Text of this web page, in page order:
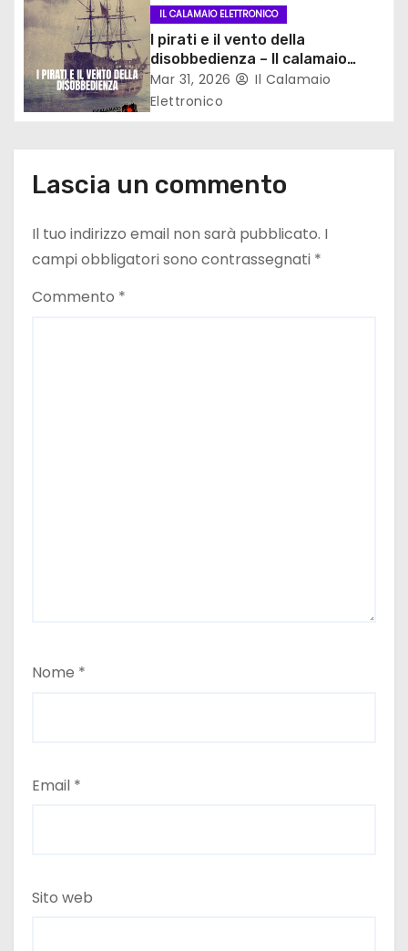
l
i
IL CALAMAIO ELETTRONICO
I pirati e il vento della
disobbedienza – Il calamaio
elettronico
Mar 31, 2026
Il Calamaio
Elettronico
Lascia un commento
Il tuo indirizzo email non sarà pubblicato. I
campi obbligatori sono contrassegnati *
Commento *
Nome *
Email *
Sito web